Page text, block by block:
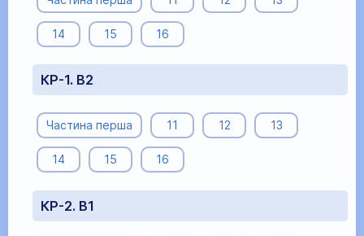
14 15 16
КР-1. В2
Частина перша 11 12 13
14 15 16
КР-2. В1